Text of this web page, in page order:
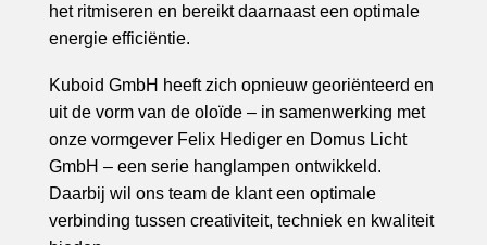
het ritmiseren en bereikt daarnaast een optimale
energie efficiëntie.
Kuboid GmbH heeft zich opnieuw georiënteerd en
uit de vorm van de oloïde – in samenwerking met
onze vormgever Felix Hediger en Domus Licht
GmbH – een serie hanglampen ontwikkeld.
Daarbij wil ons team de klant een optimale
verbinding tussen creativiteit, techniek en kwaliteit